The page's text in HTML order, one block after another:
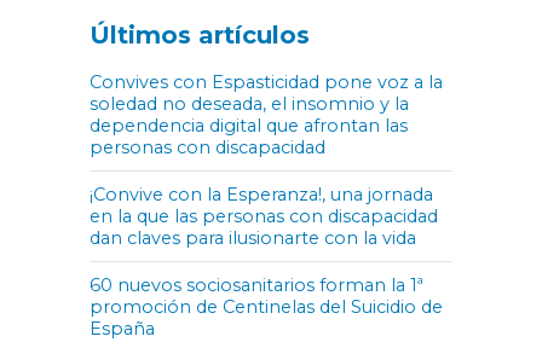
Últimos artículos
Convives con Espasticidad pone voz a la
soledad no deseada, el insomnio y la
dependencia digital que afrontan las
personas con discapacidad
¡Convive con la Esperanza!, una jornada
en la que las personas con discapacidad
dan claves para ilusionarte con la vida
60 nuevos sociosanitarios forman la 1ª
promoción de Centinelas del Suicidio de
España